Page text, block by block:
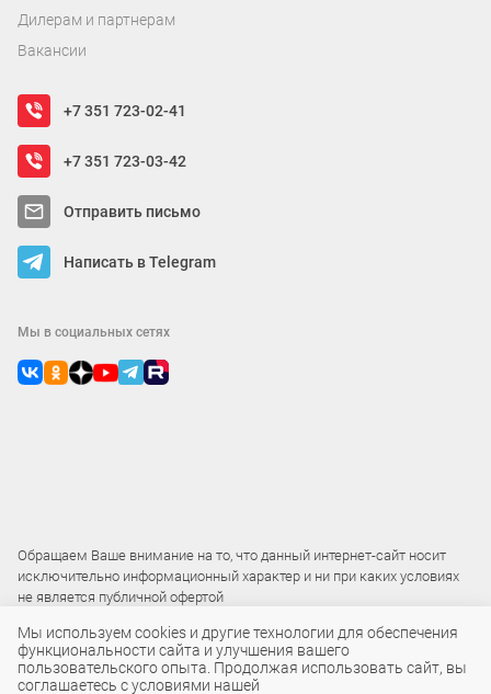
Дилерам и партнерам
Вакансии
+7 351 723-02-41
+7 351 723-03-42
Отправить письмо
Написать в Telegram
Мы в социальных сетях
Обращаем Ваше внимание на то, что данный интернет-сайт носит
исключительно информационный характер и ни при каких условиях
не является публичной офертой
2015 – 2026 © ООО «Локос»
Мы используем cookies и другие технологии для обеспечения
функциональности сайта и улучшения вашего
пользовательского опыта. Продолжая использовать сайт, вы
соглашаетесь с условиями нашей